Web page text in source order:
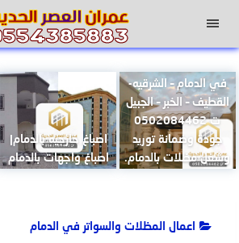
القائمة
في الدمام – الشرقيه-
القطيف – الخبر – الجبيل
ت 0502084462
جودة وضمانة توريد
وشغل مظلات بالدمام.
اصباغ خارجيه بالدمام|
اصباغ واجهات بالدمام
اعمال المظلات والسواتر في الدمام